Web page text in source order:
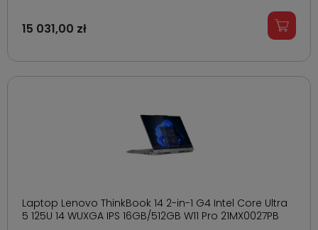
15 031,00 zł
Laptop Lenovo ThinkBook 14 2-in-1 G4 Intel Core Ultra
5 125U 14 WUXGA IPS 16GB/512GB W11 Pro 21MX0027PB